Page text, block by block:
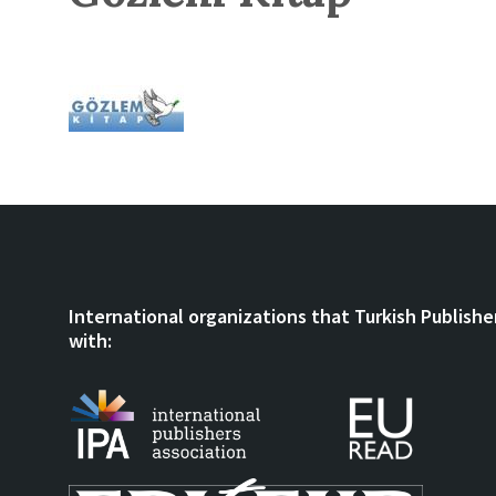
International organizations that Turkish
with: